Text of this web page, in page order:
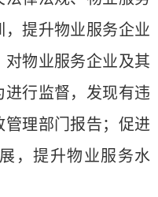
提升物业服务企业
物业服务企业及其
行监督，发现有违
理部门报告；促进
，提升物业服务水